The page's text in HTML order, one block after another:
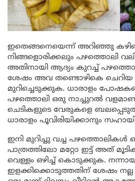
ഇതെങ്ങനെയെന്ന് അറിഞ്ഞു
നിങ്ങളൊരിക്കലും പഴത്തൊലി
അതിനായി ആദ്യം കുറച്ച്
ശേഷം അവ തണ്ടൊഴികെ
മുറിച്ചെടുക്കുക. ധാരാളം
പഴത്തൊലി ഒരു നാച്ചുറൽ
ചെടികളുടെ വേരുകളെ
ധാരാളം പൂവിരിയിക്കാനും
ഇനി മുറിച്ചു വച്ച പഴത്തൊലികൾ ഒരു
പാത്രത്തിലോ മറ്റോ ഇട്ട് അത്
വെള്ളം ഒഴിച്ച് കൊടുക്കുക.
ഇളക്കിക്കൊടുത്തതിന് ശേഷം